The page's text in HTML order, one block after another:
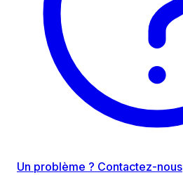
Un problème ? Contactez-nous